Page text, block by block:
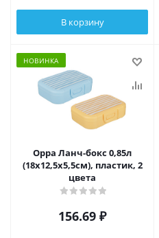
В корзину
НОВИНКА
Орра Ланч-бокс 0,85л
(18х12,5х5,5см), пластик, 2
цвета
156.69 ₽